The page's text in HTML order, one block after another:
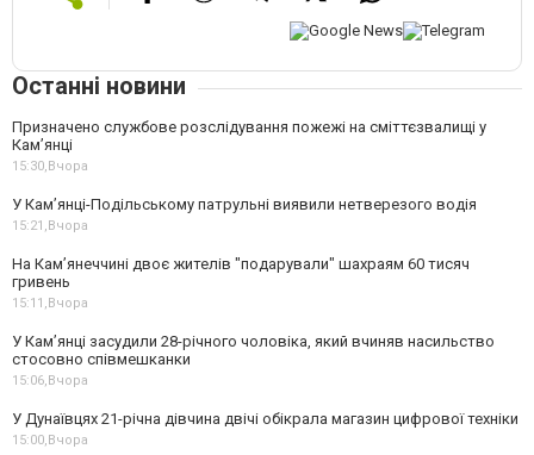
Останні новини
Призначено службове розслідування пожежі на сміттєзвалищі у
Кам’янці
15:30, Вчора
У Кам’янці-Подільському патрульні виявили нетверезого водія
15:21, Вчора
На Камʼянеччині двоє жителів "подарували" шахраям 60 тисяч
гривень
15:11, Вчора
У Камʼянці засудили 28-річного чоловіка, який вчиняв насильство
стосовно співмешканки
15:06, Вчора
У Дунаївцях 21-річна дівчина двічі обікрала магазин цифрової техніки
15:00, Вчора